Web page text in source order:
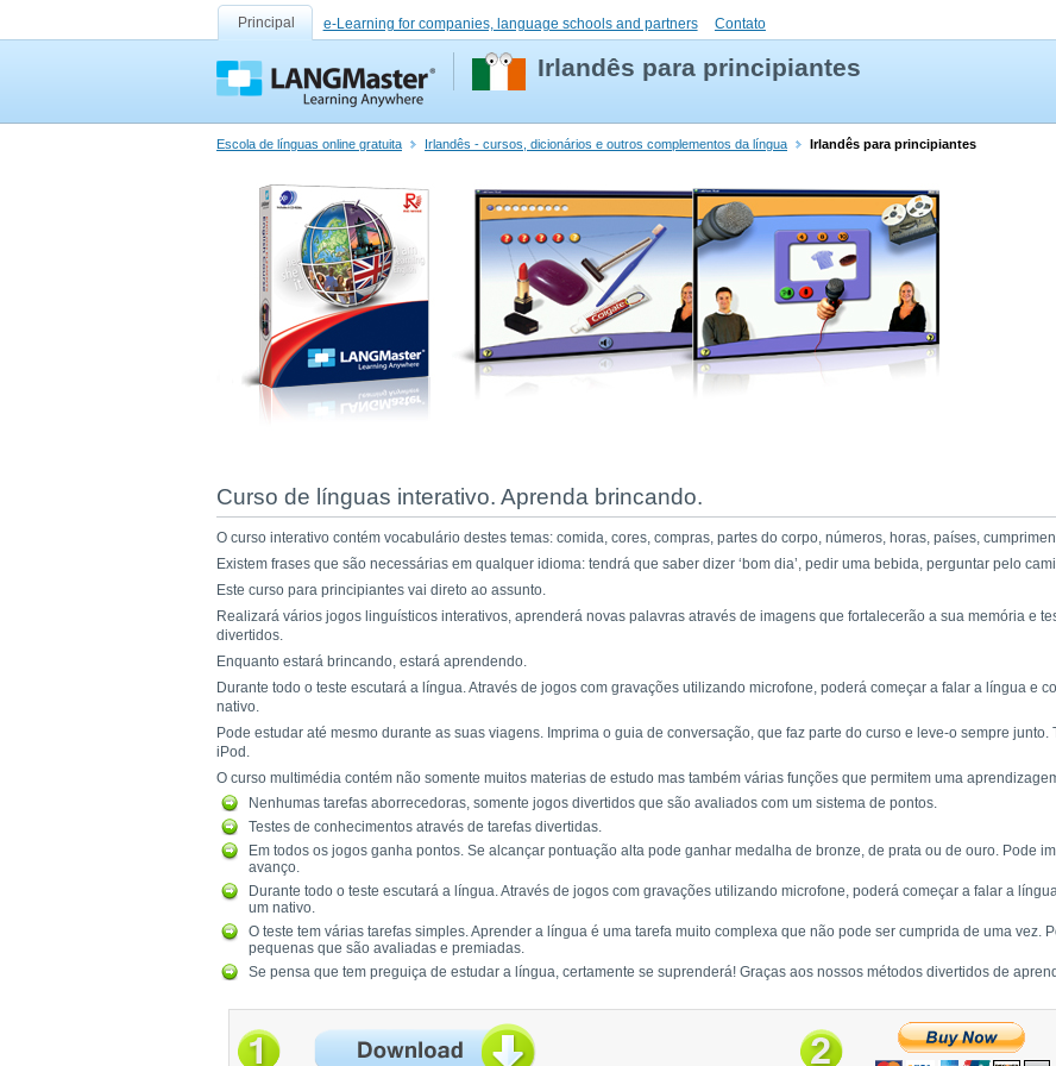
Principal e-Learning for companies, language schools and partners Contato
Irlandês para principiantes
Escola de línguas online gratuita Irlandês - cursos, dicionários e outros complementos da língua Irlandês para principiantes
Curso de línguas interativo. Aprenda brincando.
O curso interativo contém vocabulário destes temas: comida, cores, compras, partes do corpo, números, horas, países,
Existem frases que são necessárias em qualquer idioma: tendrá que saber dizer ‘bom dia’, pedir uma bebida, perguntar pelo
Este curso para principiantes vai direto ao assunto.
Realizará vários jogos linguísticos interativos, aprenderá novas palavras através de imagens que fortalecerão a sua memória e
divertidos.
Enquanto estará brincando, estará aprendendo.
Durante todo o teste escutará a língua. Através de jogos com gravações utilizando microfone, poderá começar a falar a língua e
nativo.
Pode estudar até mesmo durante as suas viagens. Imprima o guia de conversação, que faz parte do curso e leve-o sempre
iPod.
O curso multimédia contém não somente muitos materias de estudo mas também várias funções que permitem uma
Nenhumas tarefas aborrecedoras, somente jogos divertidos que são avaliados com um sistema de pontos.
Testes de conhecimentos através de tarefas divertidas.
Em todos os jogos ganha pontos. Se alcançar pontuação alta pode ganhar medalha de bronze, de prata ou de ouro. Pode
avanço.
Durante todo o teste escutará a língua. Através de jogos com gravações utilizando microfone, poderá começar a falar a
um nativo.
O teste tem várias tarefas simples. Aprender a língua é uma tarefa muito complexa que não pode ser cumprida de uma vez.
pequenas que são avaliadas e premiadas.
Se pensa que tem preguiça de estudar a língua, certamente se suprenderá! Graças aos nossos métodos divertidos de